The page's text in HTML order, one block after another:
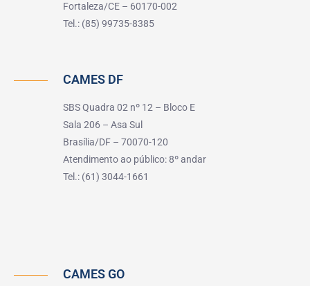
Fortaleza/CE – 60170-002
Tel.: (85) 99735-8385
CAMES DF
SBS Quadra 02 nº 12 – Bloco E
Sala 206 – Asa Sul
Brasília/DF – 70070-120
Atendimento ao público: 8º andar
Tel.: (61) 3044-1661
CAMES GO